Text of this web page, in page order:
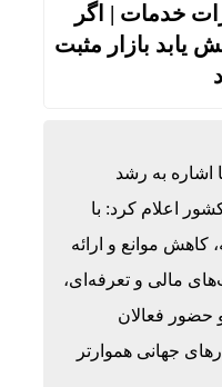
خدمات | اگر
یابد بازار مثبت
اشاره به رشد
اعلام کرد: با
کاهش موانع و ارائه
مالی و تعرفه‌ای،
فعالان
جهانی هموارتر